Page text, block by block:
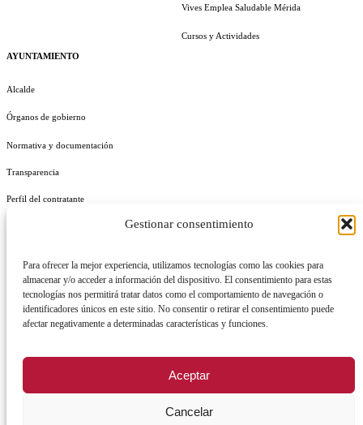
Gestionar consentimiento
Para ofrecer la mejor experiencia, utilizamos tecnologías como las cookies para
almacenar y/o acceder a información del dispositivo. El consentimiento para estas
tecnologías nos permitirá tratar datos como el comportamiento de navegación o
identificadores únicos en este sitio. No consentir o retirar el consentimiento puede
afectar negativamente a determinadas características y funciones.
Aceptar
Cancelar
AYUNTAMIENTO
Alcalde
Órganos de gobierno
Normativa y documentación
Transparencia
Perfil del contratante
Vives Emplea Saludable Mérida
Cursos y Actividades
REGISTRO DE ACTIVIDADES DE TRATAMIENTO